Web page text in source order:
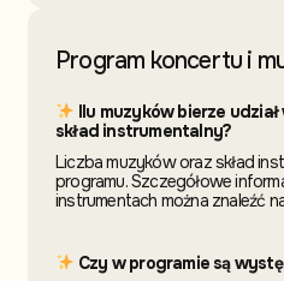
Program koncertu i
Ilu muzyków bierze
skład instrumentalny?
Liczba muzyków oraz skład
programu. Szczegółowe
instrumentach można znaleźć
Czy w programie są